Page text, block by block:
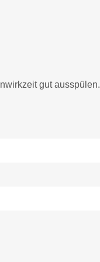
gut ausspülen.